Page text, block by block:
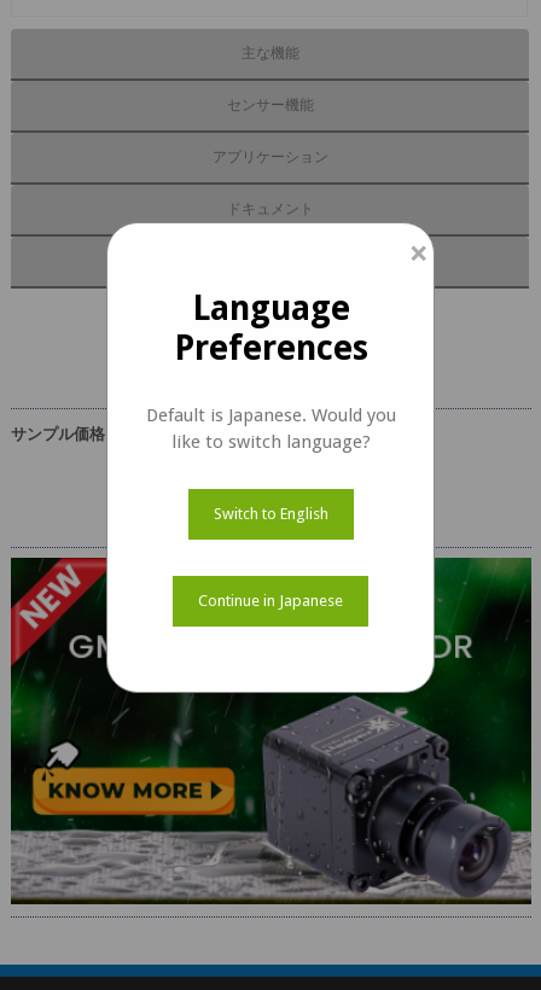
主な機能
センサー機能
アプリケーション
ドキュメント
e-CAM52A_5640_MOD データシート
サンプル価格
×
Language
Preferences
Default is Japanese. Would you
like to switch language?
Switch to English
Continue in Japanese